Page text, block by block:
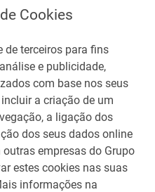
Cookies
de terceiros para fins
e publicidade,
com base nos seus
a criação de um
a ligação dos
dos seus dados online
empresas do Grupo
estes cookies nas suas
informações na